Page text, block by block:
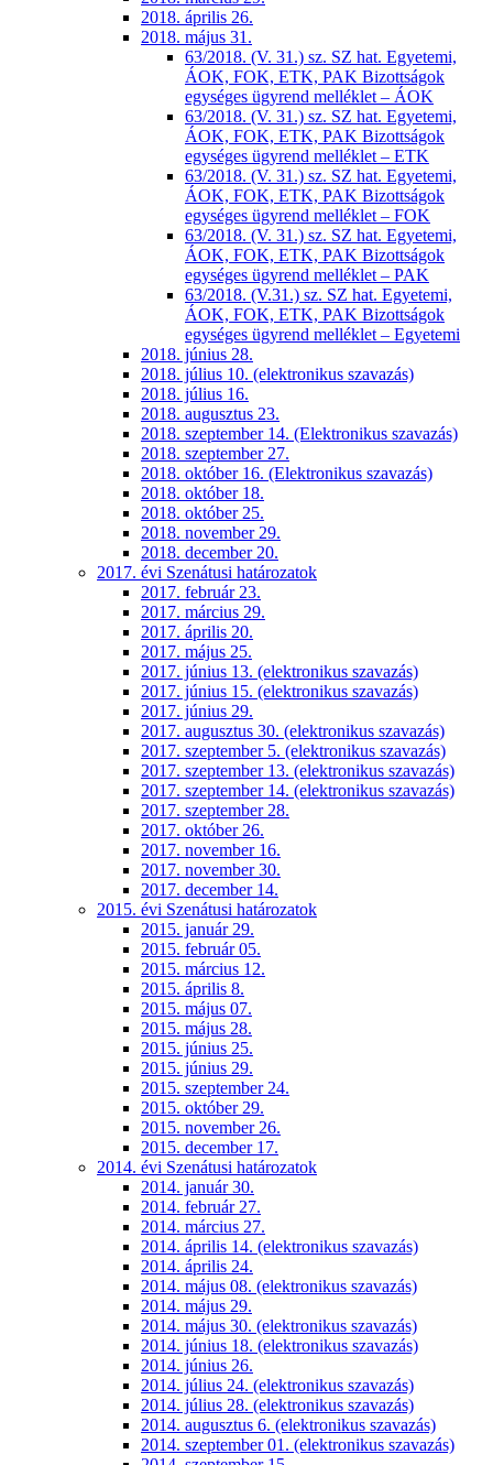
2018. április 26.
2018. május 31.
63/2018. (V. 31.) sz. SZ hat. Egyetemi,
ÁOK, FOK, ETK, PAK Bizottságok
egységes ügyrend melléklet – ÁOK
63/2018. (V. 31.) sz. SZ hat. Egyetemi,
ÁOK, FOK, ETK, PAK Bizottságok
egységes ügyrend melléklet – ETK
63/2018. (V. 31.) sz. SZ hat. Egyetemi,
ÁOK, FOK, ETK, PAK Bizottságok
egységes ügyrend melléklet – FOK
63/2018. (V. 31.) sz. SZ hat. Egyetemi,
ÁOK, FOK, ETK, PAK Bizottságok
egységes ügyrend melléklet – PAK
63/2018. (V.31.) sz. SZ hat. Egyetemi,
ÁOK, FOK, ETK, PAK Bizottságok
egységes ügyrend melléklet – Egyetemi
2018. június 28.
2018. július 10. (elektronikus szavazás)
2018. július 16.
2018. augusztus 23.
2018. szeptember 14. (Elektronikus szavazás)
2018. szeptember 27.
2018. október 16. (Elektronikus szavazás)
2018. október 18.
2018. október 25.
2018. november 29.
2018. december 20.
2017. évi Szenátusi határozatok
2017. február 23.
2017. március 29.
2017. április 20.
2017. május 25.
2017. június 13. (elektronikus szavazás)
2017. június 15. (elektronikus szavazás)
2017. június 29.
2017. augusztus 30. (elektronikus szavazás)
2017. szeptember 5. (elektronikus szavazás)
2017. szeptember 13. (elektronikus szavazás)
2017. szeptember 14. (elektronikus szavazás)
2017. szeptember 28.
2017. október 26.
2017. november 16.
2017. november 30.
2017. december 14.
2015. évi Szenátusi határozatok
2015. január 29.
2015. február 05.
2015. március 12.
2015. április 8.
2015. május 07.
2015. május 28.
2015. június 25.
2015. június 29.
2015. szeptember 24.
2015. október 29.
2015. november 26.
2015. december 17.
2014. évi Szenátusi határozatok
2014. január 30.
2014. február 27.
2014. március 27.
2014. április 14. (elektronikus szavazás)
2014. április 24.
2014. május 08. (elektronikus szavazás)
2014. május 29.
2014. május 30. (elektronikus szavazás)
2014. június 18. (elektronikus szavazás)
2014. június 26.
2014. július 24. (elektronikus szavazás)
2014. július 28. (elektronikus szavazás)
2014. augusztus 6. (elektronikus szavazás)
2014. szeptember 01. (elektronikus szavazás)